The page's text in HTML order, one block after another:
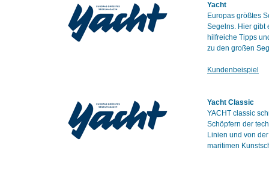
Yacht
Europas größtes
Segelns. Hier gibt
hilfreiche Tipps
zu den großen
Kundenbeispiel
Yacht Classic
YACHT classic
Schöpfern der
Linien und von
maritimen